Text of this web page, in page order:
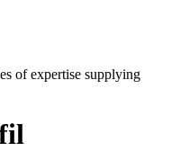
of expertise supplying